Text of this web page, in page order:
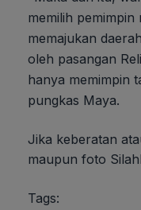
memilih pemimpin
memajukan
oleh pasangan
hanya memimpin
pungkas Maya.
Jika keberatan
maupun foto
Tags: